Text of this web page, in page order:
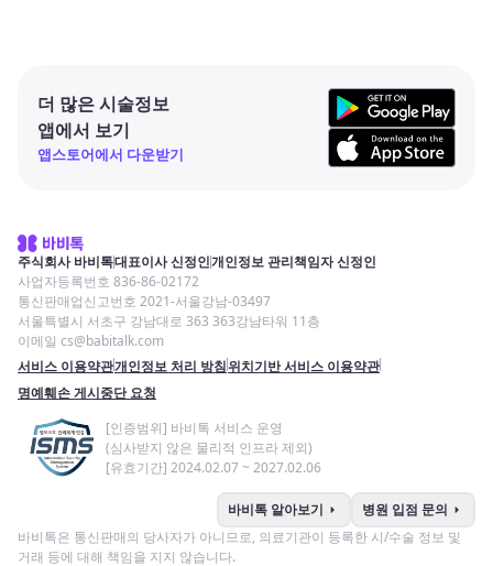
더 많은 시술정보
앱에서 보기
앱스토어에서 다운받기
주식회사 바비톡대표이사 신정인개인정보 관리책임자 신정인
사업자등록번호 836-86-02172
통신판매업신고번호 2021-서울강남-03497
서울특별시 서초구 강남대로 363 363강남타워 11층
이메일 cs@babitalk.com
서비스 이용약관개인정보 처리 방침위치기반 서비스 이용약관
명예훼손 게시중단 요청
[인증범위] 바비톡 서비스 운영
(심사받지 않은 물리적 인프라 제외)
[유효기간] 2024.02.07 ~ 2027.02.06
바비톡 알아보기 arrow_right 병원 입점 문의 arrow_right
바비톡은 통신판매의 당사자가 아니므로, 의료기관이 등록한 시/수술 정보 및
거래 등에 대해 책임을 지지 않습니다.